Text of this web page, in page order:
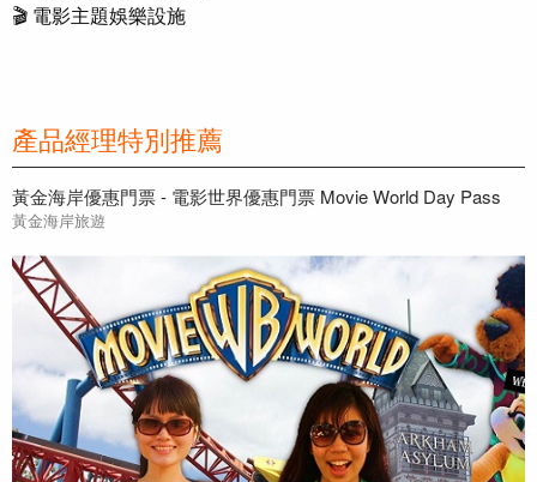
🎬 電影主題娛樂設施
產品經理特別推薦
黃金海岸優惠門票 - 電影世界優惠門票 Movie World Day Pass
黃金海岸旅遊